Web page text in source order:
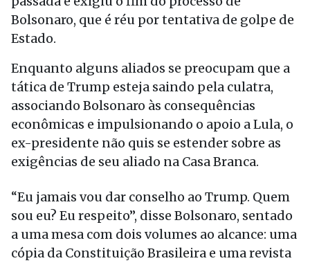
Bolsonaro, que é réu por tentativa de golpe de
Estado.
Enquanto alguns aliados se preocupam que a
tática de Trump esteja saindo pela culatra,
associando Bolsonaro às consequências
econômicas e impulsionando o apoio a Lula, o
ex-presidente não quis se estender sobre as
exigências de seu aliado na Casa Branca.
“Eu jamais vou dar conselho ao Trump. Quem
sou eu? Eu respeito”, disse Bolsonaro, sentado
a uma mesa com dois volumes ao alcance: uma
cópia da Constituição Brasileira e uma revista